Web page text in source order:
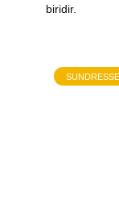
biridir.